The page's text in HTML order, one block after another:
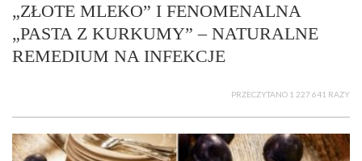
„ZŁOTE MLEKO” I FENOMENALNA
„PASTA Z KURKUMY” – NATURALNE
REMEDIUM NA INFEKCJE
PRZECZYTANO 1 227 641 RAZY